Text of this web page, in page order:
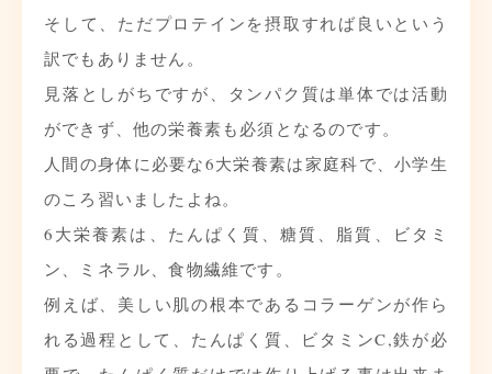
そして、ただプロテインを摂取すれば良いという
訳でもありません。
見落としがちですが、タンパク質は単体では活動
ができず、他の栄養素も必須となるのです。
人間の身体に必要な6大栄養素は家庭科で、小学生
のころ習いましたよね。
6大栄養素は、たんぱく質、糖質、脂質、ビタミ
ン、ミネラル、食物繊維です。
例えば、美しい肌の根本であるコラーゲンが作ら
れる過程として、たんぱく質、ビタミンC,鉄が必